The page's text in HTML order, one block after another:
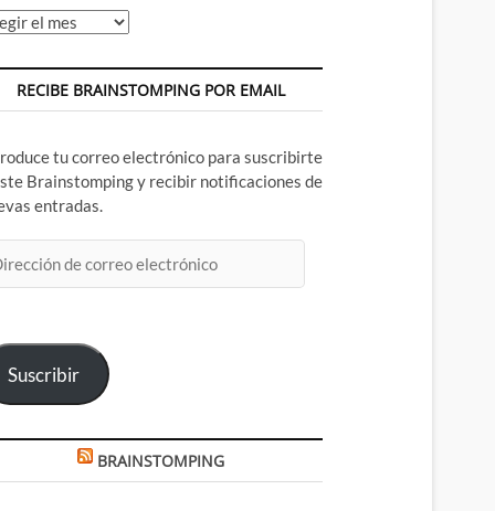
RECIBE BRAINSTOMPING POR EMAIL
tu correo electrónico para suscribirte
Brainstomping y recibir notificaciones de
entradas.
Suscribir
BRAINSTOMPING